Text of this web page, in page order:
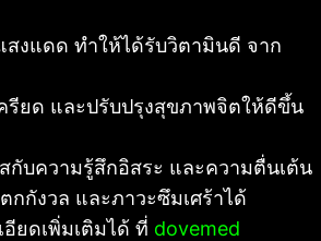
สงแดด ทำให้ได้รับวิตามินดี จาก
รียด และปรับปรุงสุขภาพจิตให้ดีขึ้น
กับความรู้สึกอิสระ และความตื่นเต้น
กกังวล และภาวะซึมเศร้าได้
ยดเพิ่มเติมได้ ที่ dovemed